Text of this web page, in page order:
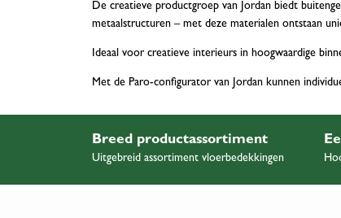
De creatieve productgroep van Jordan biedt
metaalstructuren – met deze materialen ontstaan
Ideaal voor creatieve interieurs in hoogwaardige
Met de Paro-configurator van Jordan kunnen
Breed productassortiment
Uitgebreid assortiment vloerbedekkingen